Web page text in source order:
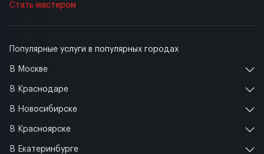
Популярные услуги в популярных городах
В Москве
В Краснодаре
В Новосибирске
В Красноярске
В Екатеринбурге
Стать мастером